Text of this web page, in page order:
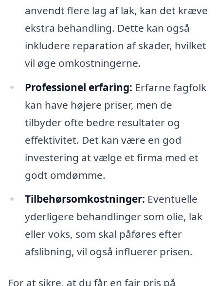
anvendt flere lag af lak, kan det kræve
ekstra behandling. Dette kan også
inkludere reparation af skader, hvilket
vil øge omkostningerne.
Professionel erfaring: Erfarne fagfolk
kan have højere priser, men de
tilbyder ofte bedre resultater og
effektivitet. Det kan være en god
investering at vælge et firma med et
godt omdømme.
Tilbehørsomkostninger: Eventuelle
yderligere behandlinger som olie, lak
eller voks, som skal påføres efter
afslibning, vil også influerer prisen.
For at sikre, at du får en fair pris på